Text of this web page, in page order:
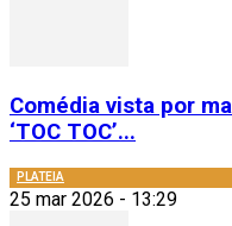
Comédia vista por
‘TOC TOC’...
PLATEIA
25 mar 2026 - 13:29